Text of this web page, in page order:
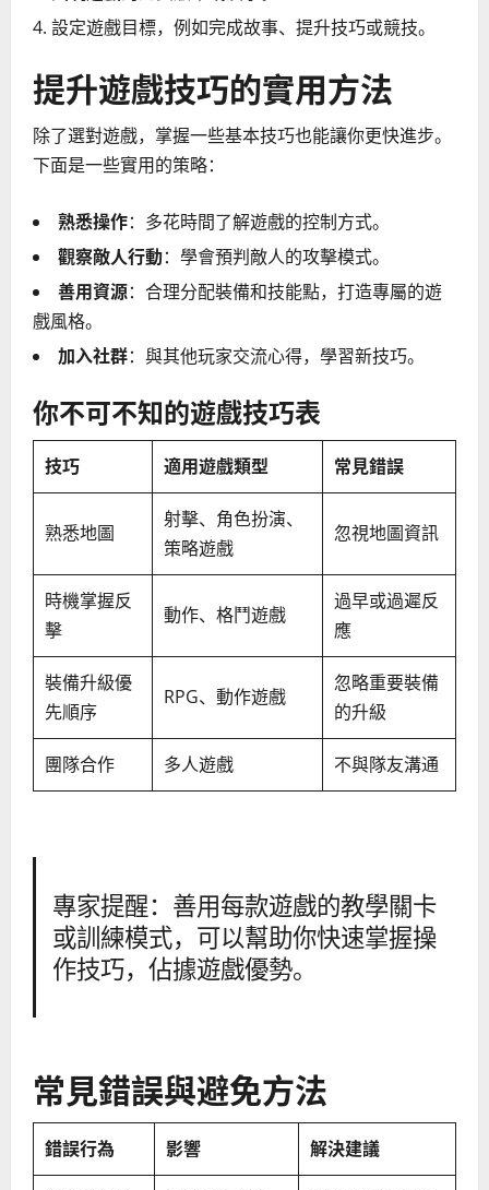
設定遊戲目標，例如完成故事、提升技巧或競技。
提升遊戲技巧的實用方法
除了選對遊戲，掌握一些基本技巧也能讓你更快進步。
下面是一些實用的策略：
熟悉操作：多花時間了解遊戲的控制方式。
觀察敵人行動：學會預判敵人的攻擊模式。
善用資源：合理分配裝備和技能點，打造專屬的遊
戲風格。
加入社群：與其他玩家交流心得，學習新技巧。
你不可不知的遊戲技巧表
技巧 適用遊戲類型 常見錯誤
熟悉地圖
射擊、角色扮演、
策略遊戲
忽視地圖資訊
時機掌握反
擊
動作、格鬥遊戲
過早或過遲反
應
裝備升級優
先順序
RPG、動作遊戲
忽略重要裝備
的升級
團隊合作 多人遊戲 不與隊友溝通
專家提醒：善用每款遊戲的教學關卡
或訓練模式，可以幫助你快速掌握操
作技巧，佔據遊戲優勢。
常見錯誤與避免方法
錯誤行為 影響 解決建議